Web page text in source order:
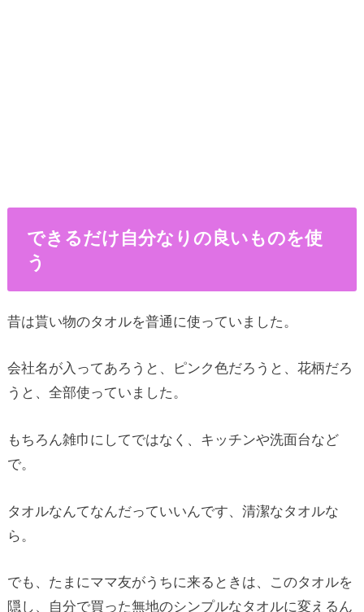
できるだけ自分なりの良いものを使
う
昔は貰い物のタオルを普通に使っていました。
会社名が入ってあろうと、ピンク色だろうと、花柄だろ
うと、全部使っていました。
もちろん雑巾にしてではなく、キッチンや洗面台など
で。
タオルなんてなんだっていいんです、清潔なタオルな
ら。
でも、たまにママ友がうちに来るときは、このタオルを
隠し、自分で買った無地のシンプルなタオルに変えるん